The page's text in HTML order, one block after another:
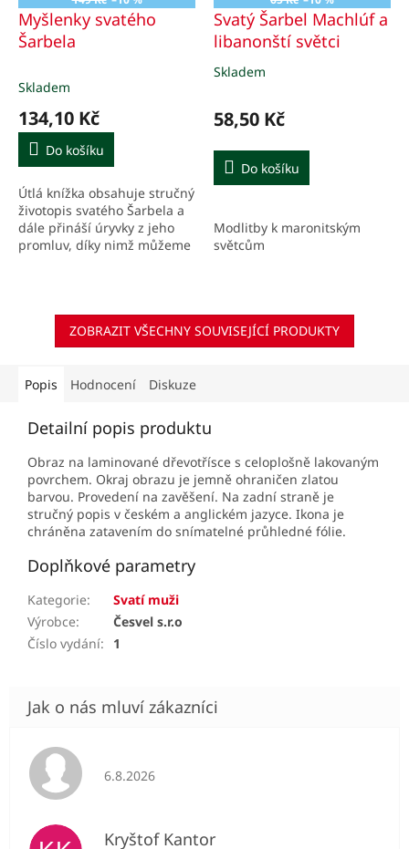
Myšlenky svatého
Šarbela
Skladem
134,10 Kč
Do košíku
Útlá knížka obsahuje stručný
životopis svatého Šarbela a
dále přináší úryvky z jeho
promluv, díky nimž můžeme
Svatý Šarbel Machlúf a
libanonští světci
Průměrné
produktu
je
Skladem
58,50 Kč
Do košíku
Modlitby k maronitským
světcům
ZOBRAZIT VŠECHNY SOUVISEJÍCÍ PRODUKTY
Popis Hodnocení Diskuze
Detailní popis produktu
Obraz na laminované dřevotřísce s celoplošně lakovaným
povrchem. Okraj obrazu je jemně ohraničen zlatou
barvou. Provedení na zavěšení. Na zadní straně je
stručný popis v českém a anglickém jazyce. Ikona je
chráněna zatavením do snímatelné průhledné fólie.
Doplňkové parametry
Kategorie:
Svatí muži
Výrobce:
Česvel s.r.o
Číslo vydání: 1
Hodnocení obchodu je 5 z 5 hvězdiček.
6.8.2026
Kryštof Kantor